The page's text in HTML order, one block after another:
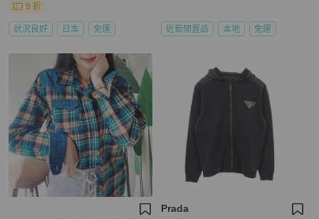
9 折
狀況良好 日本 免運 近新閒置品 本地 免運
Prada